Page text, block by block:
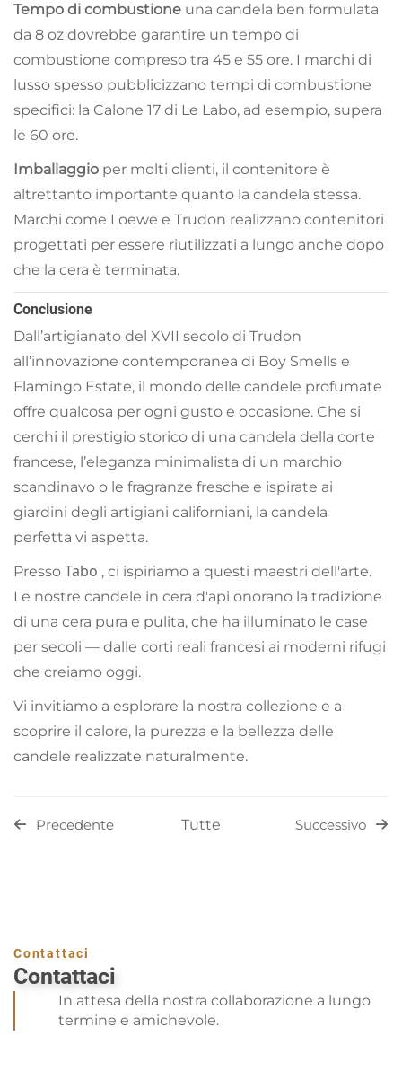
Tempo di combustione una candela ben formulata
da 8 oz dovrebbe garantire un tempo di
combustione compreso tra 45 e 55 ore. I marchi di
lusso spesso pubblicizzano tempi di combustione
specifici: la Calone 17 di Le Labo, ad esempio, supera
le 60 ore.
Imballaggio per molti clienti, il contenitore è
altrettanto importante quanto la candela stessa.
Marchi come Loewe e Trudon realizzano contenitori
progettati per essere riutilizzati a lungo anche dopo
che la cera è terminata.
Conclusione
Dall’artigianato del XVII secolo di Trudon
all’innovazione contemporanea di Boy Smells e
Flamingo Estate, il mondo delle candele profumate
offre qualcosa per ogni gusto e occasione. Che si
cerchi il prestigio storico di una candela della corte
francese, l’eleganza minimalista di un marchio
scandinavo o le fragranze fresche e ispirate ai
giardini degli artigiani californiani, la candela
perfetta vi aspetta.
Presso Tabo , ci ispiriamo a questi maestri dell'arte.
Le nostre candele in cera d'api onorano la tradizione
di una cera pura e pulita, che ha illuminato le case
per secoli — dalle corti reali francesi ai moderni rifugi
che creiamo oggi.
Vi invitiamo a esplorare la nostra collezione e a
scoprire il calore, la purezza e la bellezza delle
candele realizzate naturalmente.
Precedente Tutte Successivo
Contattaci
Contattaci
In attesa della nostra collaborazione a lungo
termine e amichevole.